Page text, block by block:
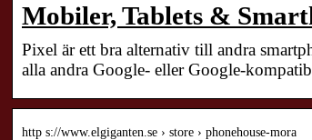
Mobiler, Tablets &
Pixel är ett bra alternativ till andra
alla andra Google- eller Google-
http s://www.elgiganten.se › store › phonehouse-mora